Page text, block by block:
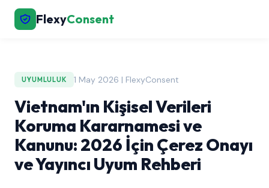
FlexyConsent
UYUMLULUK 1 May 2026 | FlexyConsent
Vietnam'ın Kişisel Verileri
Koruma Kararnamesi ve
Kanunu: 2026 İçin Çerez Onayı
ve Yayıncı Uyum Rehberi